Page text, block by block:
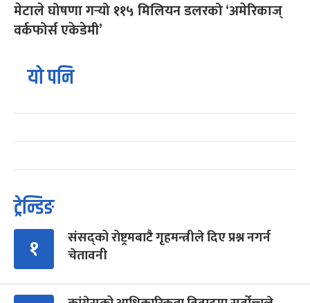
मेटाले घोषणा गर्‍यो ११५ मिलियन डलरको ‘अमेरिकाज्
वर्कफोर्स एकेडेमी’
यो पनि
ट्रेन्डिङ
१
संसद्को रोष्ट्रमबाटै गृहमन्त्रीले दिए प्रश्न नगर्न
चेतावनी